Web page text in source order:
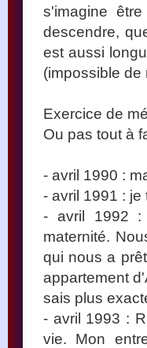
s'imagine
descendre,
est aussi
(impossible de
Exercice de
Ou pas tout à
- avril 1990 :
- avril 1991 : je
- avril 1992 :
maternité.
qui nous a
appartement
sais plus
- avril 1993 :
vie. Mon